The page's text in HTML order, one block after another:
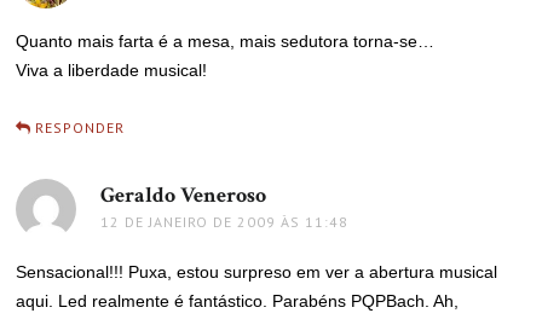
Quanto mais farta é a mesa, mais sedutora torna-se…
Viva a liberdade musical!
RESPONDER
Geraldo Veneroso
12 DE JANEIRO DE 2009 ÀS 11:48
Sensacional!!! Puxa, estou surpreso em ver a abertura musical
aqui. Led realmente é fantástico. Parabéns PQPBach. Ah,